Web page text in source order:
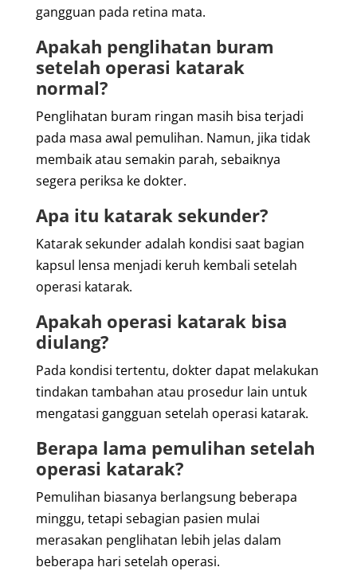
gangguan pada retina mata.
Apakah penglihatan buram
setelah operasi katarak
normal?
Penglihatan buram ringan masih bisa terjadi
pada masa awal pemulihan. Namun, jika tidak
membaik atau semakin parah, sebaiknya
segera periksa ke dokter.
Apa itu katarak sekunder?
Katarak sekunder adalah kondisi saat bagian
kapsul lensa menjadi keruh kembali setelah
operasi katarak.
Apakah operasi katarak bisa
diulang?
Pada kondisi tertentu, dokter dapat melakukan
tindakan tambahan atau prosedur lain untuk
mengatasi gangguan setelah operasi katarak.
Berapa lama pemulihan setelah
operasi katarak?
Pemulihan biasanya berlangsung beberapa
minggu, tetapi sebagian pasien mulai
merasakan penglihatan lebih jelas dalam
beberapa hari setelah operasi.